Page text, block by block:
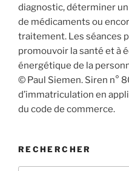
diagnostic, déterminer
de médicaments ou
traitement. Les séances
promouvoir la santé et à
énergétique de la
© Paul Siemen. Siren n°
d’immatriculation en
du code de commerce.
RECHERCHER